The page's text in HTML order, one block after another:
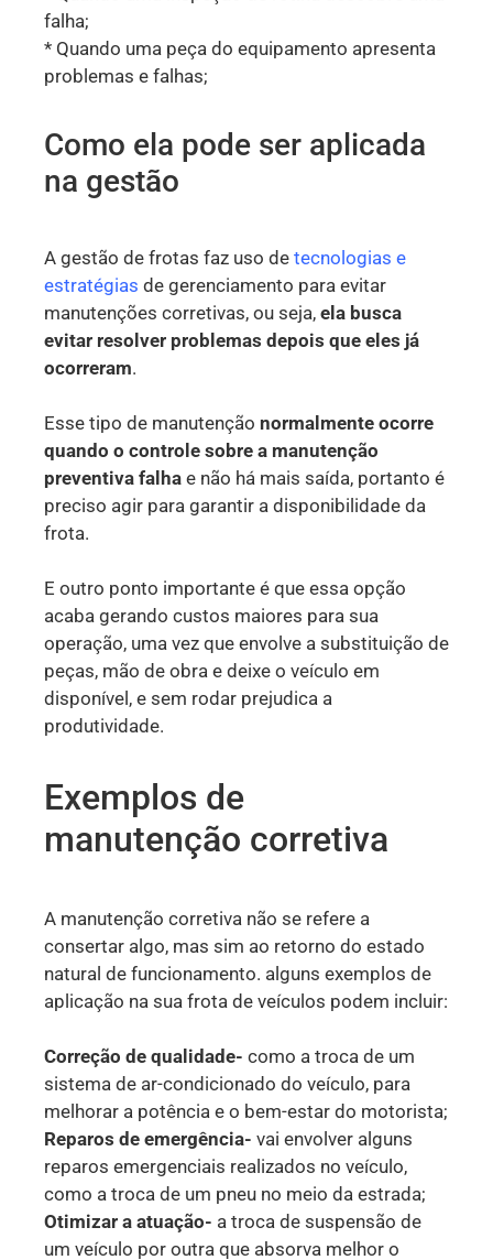
falha;
* Quando uma peça do equipamento apresenta
problemas e falhas;
Como ela pode ser aplicada
na gestão
A gestão de frotas faz uso de tecnologias e
estratégias de gerenciamento para evitar
manutenções corretivas, ou seja, ela busca
evitar resolver problemas depois que eles já
ocorreram.
Esse tipo de manutenção normalmente ocorre
quando o controle sobre a manutenção
preventiva falha e não há mais saída, portanto é
preciso agir para garantir a disponibilidade da
frota.
E outro ponto importante é que essa opção
acaba gerando custos maiores para sua
operação, uma vez que envolve a substituição de
peças, mão de obra e deixe o veículo em
disponível, e sem rodar prejudica a
produtividade.
Exemplos de
manutenção corretiva
A manutenção corretiva não se refere a
consertar algo, mas sim ao retorno do estado
natural de funcionamento. alguns exemplos de
aplicação na sua frota de veículos podem incluir:
Correção de qualidade- como a troca de um
sistema de ar-condicionado do veículo, para
melhorar a potência e o bem-estar do motorista;
Reparos de emergência- vai envolver alguns
reparos emergenciais realizados no veículo,
como a troca de um pneu no meio da estrada;
Otimizar a atuação- a troca de suspensão de
um veículo por outra que absorva melhor o